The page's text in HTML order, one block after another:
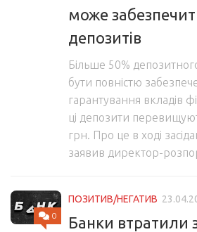
може
депозитів
Більше 50%
бути повністю
гарантування вкладів
ці депозити
грн. Про це в ході
заявив директор-
0
ПОЗИТИВ/НЕГАТИВ
Банки втратили